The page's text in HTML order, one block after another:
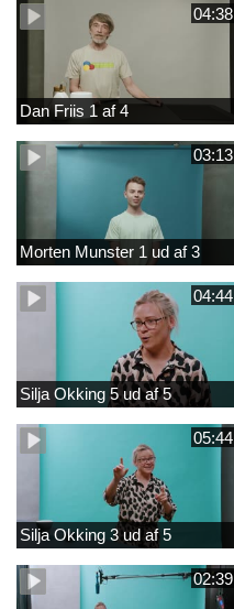
04:38
Dan Friis 1 af 4
03:13
Morten Munster 1 ud af 3
04:44
Silja Okking 5 ud af 5
05:44
Silja Okking 3 ud af 5
02:39